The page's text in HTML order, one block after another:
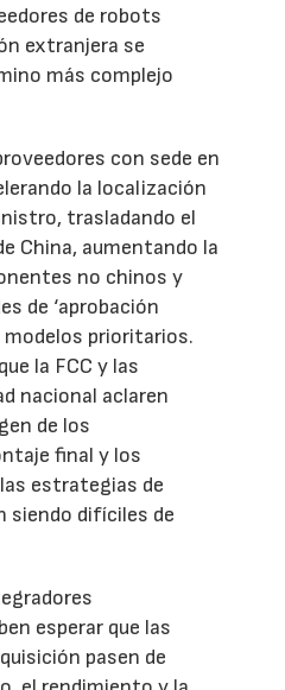
de robots
extranjera se
más complejo
con sede en
la localización
trasladando el
China, aumentando la
no chinos y
de ‘aprobación
modelos prioritarios.
la FCC y las
nacional aclaren
de los
final y los
estrategias de
siendo difíciles de
esperar que las
pasen de